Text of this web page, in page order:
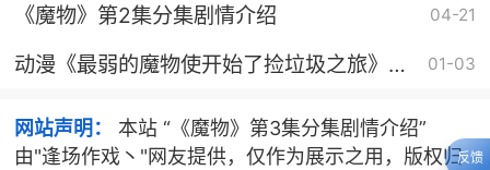
《魔物》第2集分集剧情介绍 04-21
动漫《最弱的魔物使开始了捡垃圾之旅》剧
01-03
网站声明：
本站 “《魔物》第3集分集剧情介绍”
由"逢场作戏丶"网友提供，仅作为展示之用，版权归反馈